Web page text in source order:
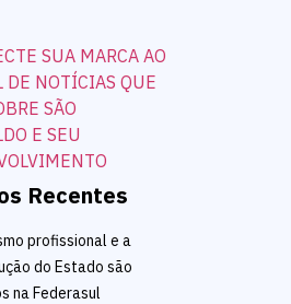
Recentes
profissional e a
do Estado são
na Federasul